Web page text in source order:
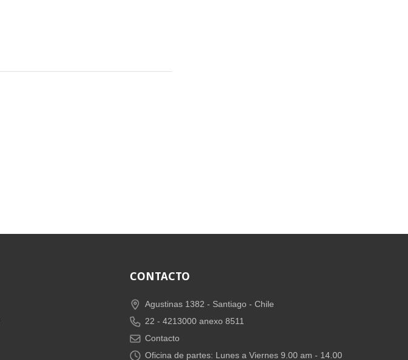
CONTACTO
Agustinas 1382 - Santiago - Chile
22 - 4213000 anexo 8511
Contacto
Oficina de partes: Lunes a Viernes 9.00 am - 14.00